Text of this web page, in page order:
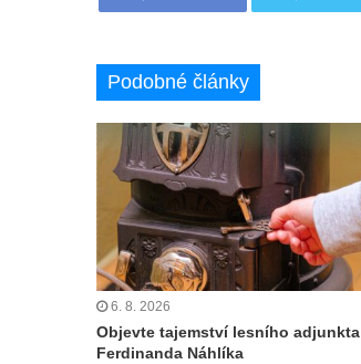
Podobné články
6. 8. 2026
Objevte tajemství lesního adjunkta
Ferdinanda Náhlíka